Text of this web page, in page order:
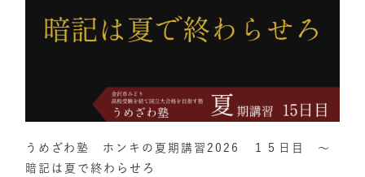
うめざわ塾 ホンキの夏期講習2026 １５日目 ～
暗記は夏で終わらせろ